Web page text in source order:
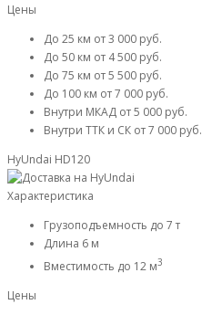
Цены
До 25 км от 3 000 руб.
До 50 км от 4 500 руб.
До 75 км от 5 500 руб.
До 100 км от 7 000 руб.
Внутри МКАД от 5 000 руб.
Внутри ТТК и СК от 7 000 руб.
HyUndai HD120
Характеристика
Грузоподъемность до 7 т
Длина 6 м
Вместимость до 12 м3
Цены